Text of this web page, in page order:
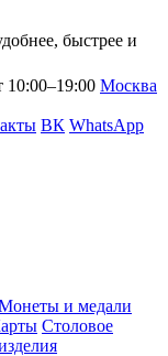
быстрее и
Москва
ВК WhatsApp
и медали
Столовое